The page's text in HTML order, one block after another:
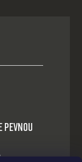
pevnou